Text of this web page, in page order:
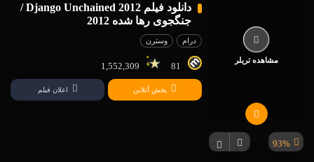
مشاهده تریلر
93%
دانلود فیلم Django Unchained 2012 /
جنگجوی رها شده 2012
درام وسترن
81
1,552,309
پخش آنلاین اعلان فیلم